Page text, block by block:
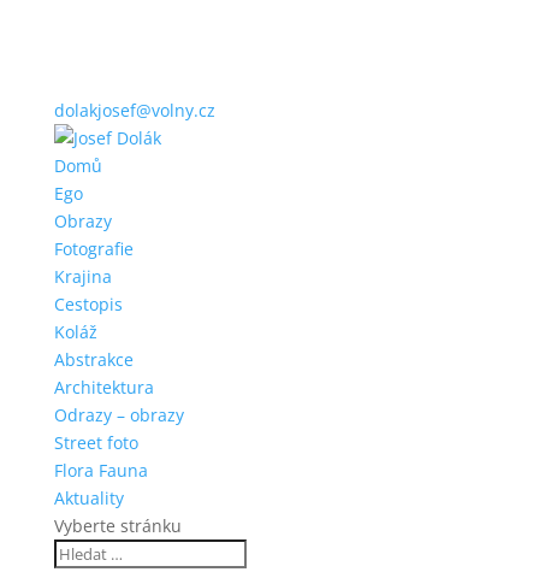
dolakjosef@volny.cz
Domů
Ego
Obrazy
Fotografie
Krajina
Cestopis
Koláž
Abstrakce
Architektura
Odrazy – obrazy
Street foto
Flora Fauna
Aktuality
Vyberte stránku